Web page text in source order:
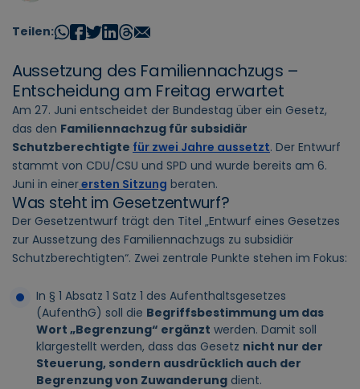
Teilen:
Aussetzung des Familiennachzugs –
Entscheidung am Freitag erwartet
Am 27. Juni entscheidet der Bundestag über ein Gesetz,
das den Familiennachzug für subsidiär
Schutzberechtigte für zwei Jahre aussetzt. Der Entwurf
stammt von CDU/CSU und SPD und wurde bereits am 6.
Juni in einerersten Sitzung beraten.
Was steht im Gesetzentwurf?
Der Gesetzentwurf trägt den Titel „Entwurf eines Gesetzes
zur Aussetzung des Familiennachzugs zu subsidiär
Schutzberechtigten“. Zwei zentrale Punkte stehen im Fokus:
In § 1 Absatz 1 Satz 1 des Aufenthaltsgesetzes
(AufenthG) soll die Begriffsbestimmung um das
Wort „Begrenzung“ ergänzt werden. Damit soll
klargestellt werden, dass das Gesetz nicht nur der
Steuerung, sondern ausdrücklich auch der
Begrenzung von Zuwanderung dient.